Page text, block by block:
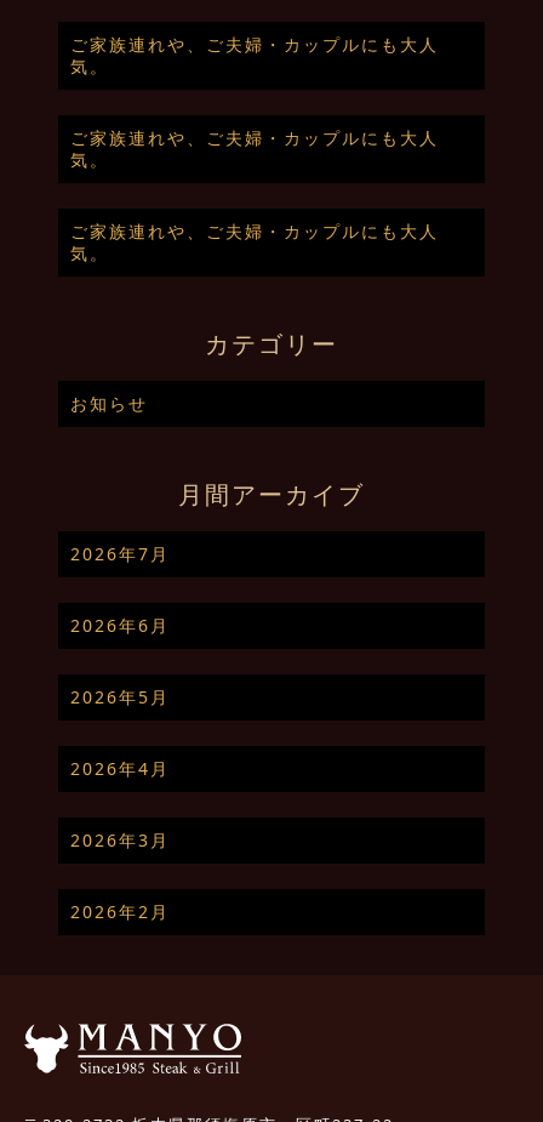
ご家族連れや、ご夫婦・カップルにも大人
気。
ご家族連れや、ご夫婦・カップルにも大人
気。
ご家族連れや、ご夫婦・カップルにも大人
気。
カテゴリー
お知らせ
月間アーカイブ
2026年7月
2026年6月
2026年5月
2026年4月
2026年3月
2026年2月